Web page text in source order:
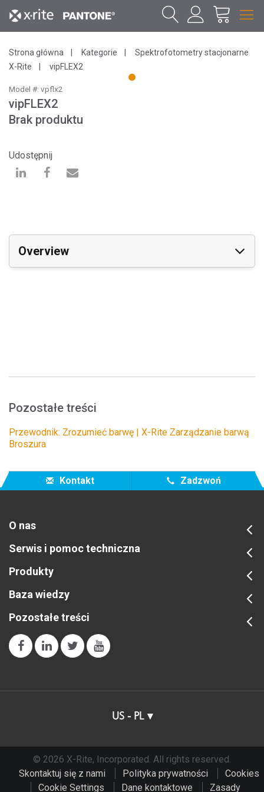
Strona główna Kategorie
Spektrofotometry stacjonarne
X-Rite
vipFLEX2
1
Model #: vpflx2
vipFLEX2
Brak produktu
Udostępnij
Overview
Pozostałe treści
Przewodnik: Zrozumieć barwę | X-Rite Zarządzanie barwą
Broszura
Kontakt Zadzwoń
O nas
Serwis i pomoc techniczna
Produkty
Baza wiedzy
Pozostałe treści
US - PL
© 2026 X-Rite, Incorporated. All rights reserved.
Skontaktuj się z nami
Polityka prywatności
Cookies
Cookie Settings
Dane kontaktowe Zasady